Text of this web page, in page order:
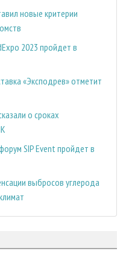
новые критерии
2023 пройдет в
«Эксподрев» отметит
о сроках
SIP Event пройдет в
выбросов углерода